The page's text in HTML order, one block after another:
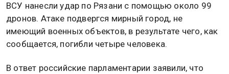
ВСУ нанесли удар по Рязани с помощью около 99
дронов. Атаке подвергся мирный город, не
имеющий военных объектов, в результате чего, как
сообщается, погибли четыре человека.
В ответ российские парламентарии заявили, что